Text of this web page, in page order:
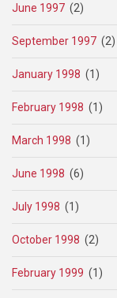
June 1997 (2)
September 1997 (2)
January 1998 (1)
February 1998 (1)
March 1998 (1)
June 1998 (6)
July 1998 (1)
October 1998 (2)
February 1999 (1)